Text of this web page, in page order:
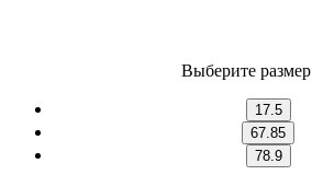
Выберите размер
17.5
67.85
78.9